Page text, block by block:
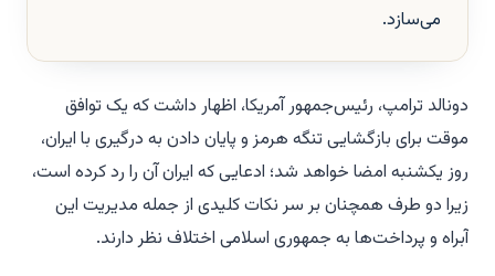
می‌سازد.
دونالد ترامپ، رئیس‌جمهور آمریکا، اظهار داشت که یک توافق
موقت برای بازگشایی تنگه هرمز و پایان دادن به درگیری با ایران،
روز یکشنبه امضا خواهد شد؛ ادعایی که ایران آن را رد کرده است،
زیرا دو طرف همچنان بر سر نکات کلیدی از جمله مدیریت این
آبراه و پرداخت‌ها به جمهوری اسلامی اختلاف نظر دارند.